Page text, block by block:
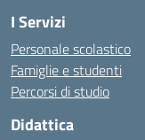
I Servizi
Personale scolastico
Famiglie e studenti
Percorsi di studio
Didattica